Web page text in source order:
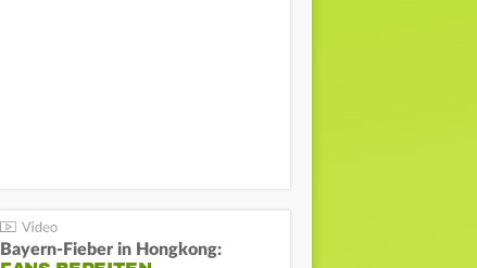
Bayern-Fieber in Hongkong: